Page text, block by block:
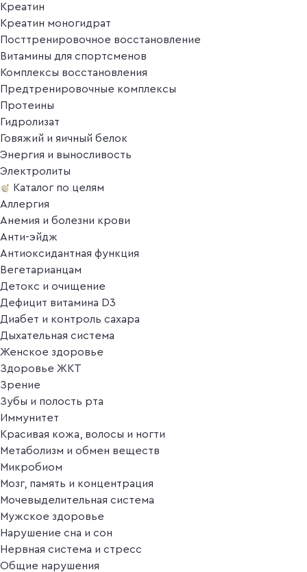
Креатин
Креатин моногидрат
Посттренировочное восстановление
Витамины для спортсменов
Комплексы восстановления
Предтренировочные комплексы
Протеины
Гидролизат
Говяжий и яичный белок
Энергия и выносливость
Электролиты
Каталог по целям
Аллергия
Анемия и болезни крови
Анти-эйдж
Антиоксидантная функция
Вегетарианцам
Детокс и очищение
Дефицит витамина D3
Диабет и контроль сахара
Дыхательная система
Женское здоровье
Здоровье ЖКТ
Зрение
Зубы и полость рта
Иммунитет
Красивая кожа, волосы и ногти
Метаболизм и обмен веществ
Микробиом
Мозг, память и концентрация
Мочевыделительная система
Мужское здоровье
Нарушение сна и сон
Нервная система и стресс
Общие нарушения